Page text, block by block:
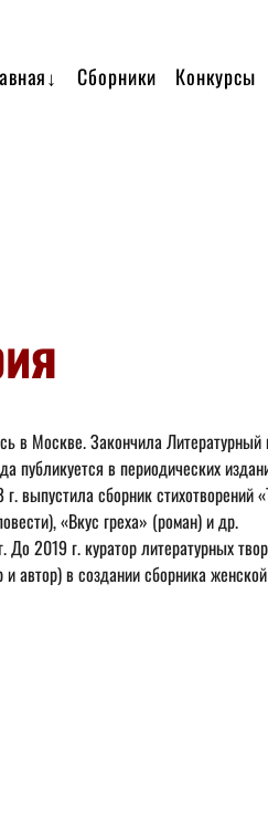
Сборники Конкурсы
публикуется в периодических
выпустила сборник стихотворений
«Вкус греха» (роман) и др.
автор) в создании сборника